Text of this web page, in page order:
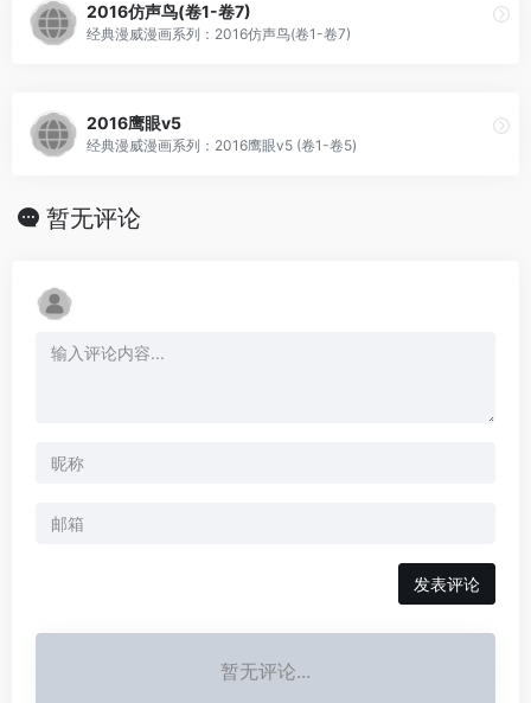
2016仿声鸟(卷1-卷7)
经典漫威漫画系列：2016仿声鸟(卷1-卷7)
2016鹰眼v5
经典漫威漫画系列：2016鹰眼v5 (卷1-卷5)
暂无评论
发表评论
暂无评论...